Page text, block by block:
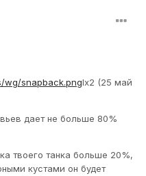
wg/snapback.pnglx2 (25 май
дает не больше 80%
твоего танка больше 20%,
кустами он будет